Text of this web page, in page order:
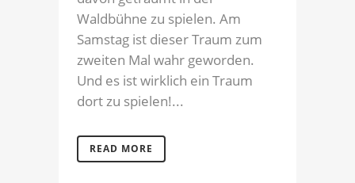
Waldbühne zu spielen. Am
Samstag ist dieser Traum zum
zweiten Mal wahr geworden.
Und es ist wirklich ein Traum
dort zu spielen!...
READ MORE